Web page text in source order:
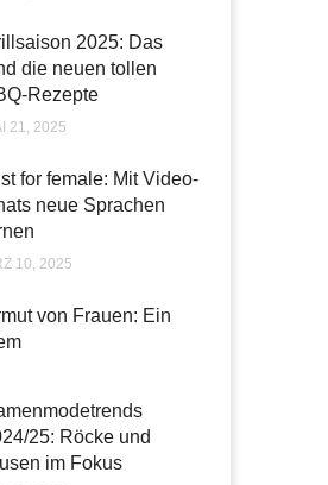
2025: Das
die neuen tollen
Rezepte
21, 2025
for female: Mit Video-
neue Sprachen
10, 2025
von Frauen: Ein
25: Röcke und
im Fokus